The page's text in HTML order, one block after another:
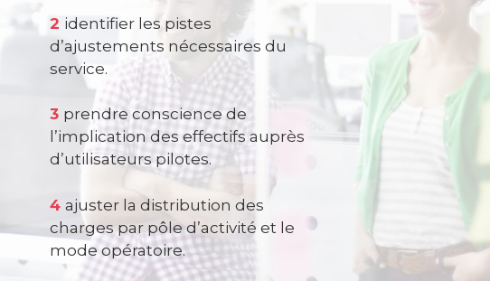
2 identifier les pistes
d’ajustements nécessaires du
service.
3 prendre conscience de
l’implication des effectifs auprès
d’utilisateurs pilotes.
4ajuster la distribution des
charges par pôle d’activité et le
mode opératoire.